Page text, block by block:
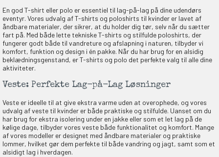
En god T-shirt eller polo er essentiel til lag-på-lag på dine udendørs
eventyr. Vores udvalg af T-shirts og poloshirts til kvinder er lavet af
åndbare materialer, der sikrer, at du holder dig tør, selv når du sætter
fart på. Med både lette tekniske T-shirts og stilfulde poloshirts, der
fungerer godt både til vandreture og afslapning i naturen, tilbyder vi
komfort, funktion og design i én pakke. Når du har brug for en alsidig
beklædningsgenstand, er T-shirts og polo det perfekte valg til alle dine
aktiviteter.
Veste: Perfekte Lag-på-Lag Løsninger
Veste er ideelle til at give ekstra varme uden at overophede, og vores
udvalg af veste til kvinder er både praktiske og stilfulde. Uanset om du
har brug for ekstra isolering under en jakke eller som et let lag på de
kølige dage, tilbyder vores veste både funktionalitet og komfort. Mange
af vores modeller er designet med åndbare materialer og praktiske
lommer, hvilket gør dem perfekte til både vandring og jagt, samt som et
alsidigt lag i hverdagen.